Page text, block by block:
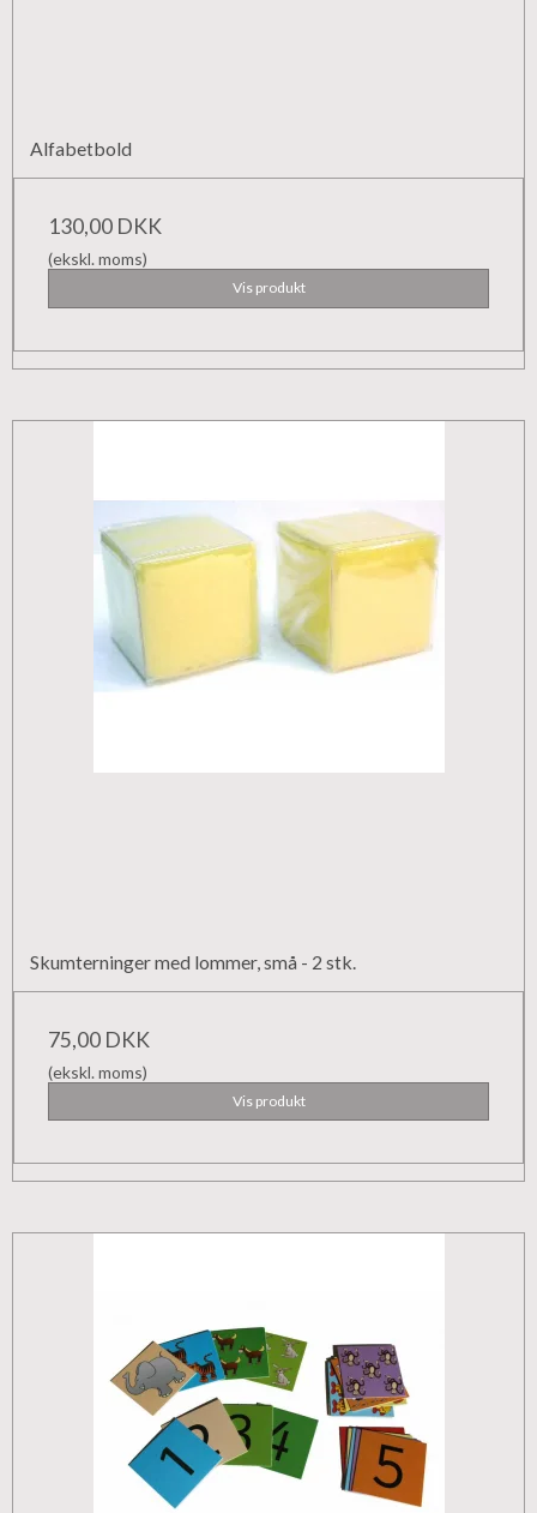
Alfabetbold
130,00 DKK
(ekskl. moms)
Vis produkt
Skumterninger med lommer, små - 2 stk.
75,00 DKK
(ekskl. moms)
Vis produkt